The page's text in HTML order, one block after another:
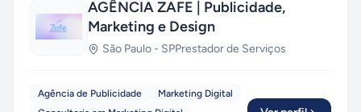
AGÊNCIA ZAFE | Publicidade,
Marketing e Design
São Paulo - SPPrestador de Serviços
Agência de Publicidade
Marketing Digital